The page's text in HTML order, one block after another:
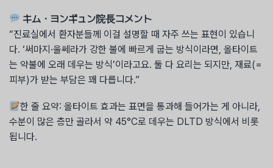
キム・ヨンギュン院長コメント
“진료실에서 환자분들께 이걸 설명할 때 자주 쓰는 표현이 있습니
다. ‘써마지·울쎄라가 강한 불에 빠르게 굽는 방식이라면, 올타이트
는 약불에 오래 데우는 방식’이라고요. 둘 다 요리는 되지만, 재료(=
피부)가 받는 부담은 꽤 다릅니다.”
한 줄 요약: 올타이트 효과는 표면을 통과해 들어가는 게 아니라,
수분이 많은 층만 골라서 약 45°C로 데우는 DLTD 방식에서 비롯
됩니다.